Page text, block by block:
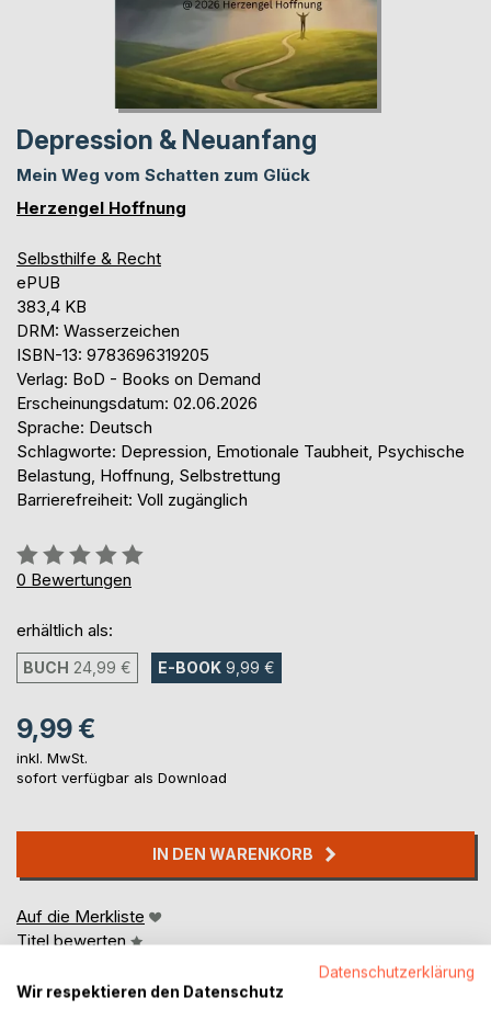
Depression & Neuanfang
Mein Weg vom Schatten zum Glück
Herzengel Hoffnung
Selbsthilfe & Recht
ePUB
383,4 KB
DRM: Wasserzeichen
ISBN-13: 9783696319205
Verlag: BoD - Books on Demand
Erscheinungsdatum: 02.06.2026
Sprache: Deutsch
Schlagworte: Depression, Emotionale Taubheit, Psychische
Belastung, Hoffnung, Selbstrettung
Barrierefreiheit: Voll zugänglich
Bewertung::
0%
0 Bewertungen
erhältlich als:
BUCH 24,99 € E-BOOK 9,99 €
9,99 €
inkl. MwSt.
sofort verfügbar als Download
IN DEN WARENKORB
Auf die Merkliste
Titel bewerten
Datenschutzerklärung
Wir respektieren den Datenschutz